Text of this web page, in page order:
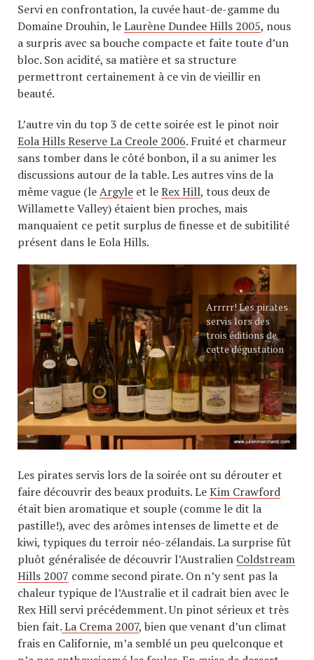
Servi en confrontation, la cuvée haut-de-gamme du
Domaine Drouhin, leLaurène Dundee Hills 2005, nous
a surpris avec sa bouche compacte et faite toute d’un
bloc. Son acidité, sa matière et sa structure
permettront certainement à ce vin de vieillir en
beauté.
L’autre vin du top 3 de cette soirée est le pinot noir
Eola Hills Reserve La Creole 2006. Fruité et charmeur
sans tomber dans le côté bonbon, il a su animer les
discussions autour de la table. Les autres vins de la
même vague (leArgyle et leRex Hill, tous deux de
Willamette Valley) étaient bien proches, mais
manquaient ce petit surplus de finesse et de subitilité
présent dans le Eola Hills.
Arrrrr! Les pirates
servis lors des
trois éditions de
cette dégustation
Les pirates servis lors de la soirée ont su dérouter et
faire découvrir des beaux produits. LeKim Crawford
était bien aromatique et souple (comme le dit la
pastille!), avec des arômes intenses de limette et de
kiwi, typiques du terroir néo-zélandais. La surprise fût
pluôt généralisée de découvrir l’Australien Coldstream
Hills 2007 comme second pirate. On n’y sent pas la
chaleur typique de l’Australie et il cadrait bien avec le
Rex Hill servi précédemment. Un pinot sérieux et très
bien fait.La Crema 2007, bien que venant d’un climat
frais en Californie, m’a semblé un peu quelconque et